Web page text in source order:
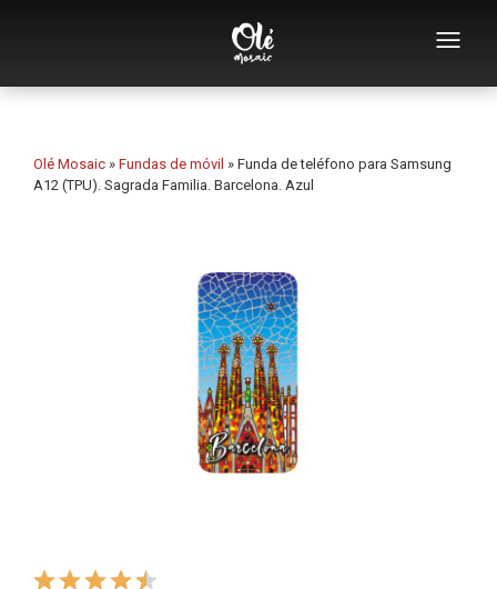
Empresa
Abridores
Colgadores
Olé Mosaic » Fundas de móvil » Funda de teléfono para Samsung
A12 (TPU). Sagrada Familia. Barcelona. Azul